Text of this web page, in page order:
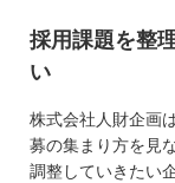
採用課題を整
い
株式会社人財企画
募の集まり方を見
調整していきたい